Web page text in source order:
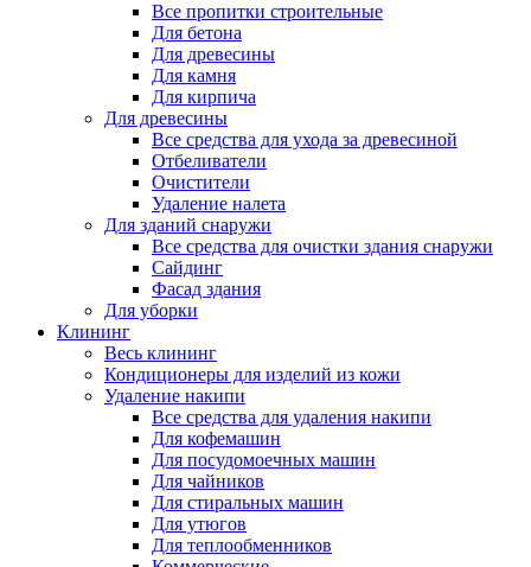
Все пропитки строительные
Для бетона
Для древесины
Для камня
Для кирпича
Для древесины
Все средства для ухода за древесиной
Отбеливатели
Очистители
Удаление налета
Для зданий снаружи
Все средства для очистки здания снаружи
Сайдинг
Фасад здания
Для уборки
Клининг
Весь клининг
Кондиционеры для изделий из кожи
Удаление накипи
Все средства для удаления накипи
Для кофемашин
Для посудомоечных машин
Для чайников
Для стиральных машин
Для утюгов
Для теплообменников